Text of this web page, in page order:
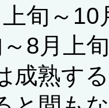
旬～
8月上
成熟す